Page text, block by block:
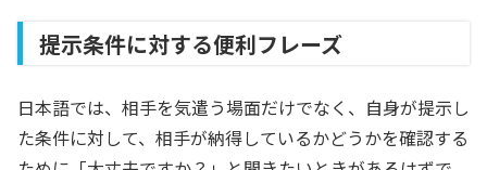
提示条件に対する便利フレーズ
日本語では、相手を気遣う場面だけでなく、自身が提示し
た条件に対して、相手が納得しているかどうかを確認する